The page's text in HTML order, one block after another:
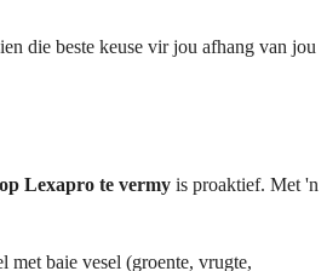
die beste keuse vir jou afhang van jou
Lexapro te vermy is proaktief. Met 'n
met baie vesel (groente, vrugte,